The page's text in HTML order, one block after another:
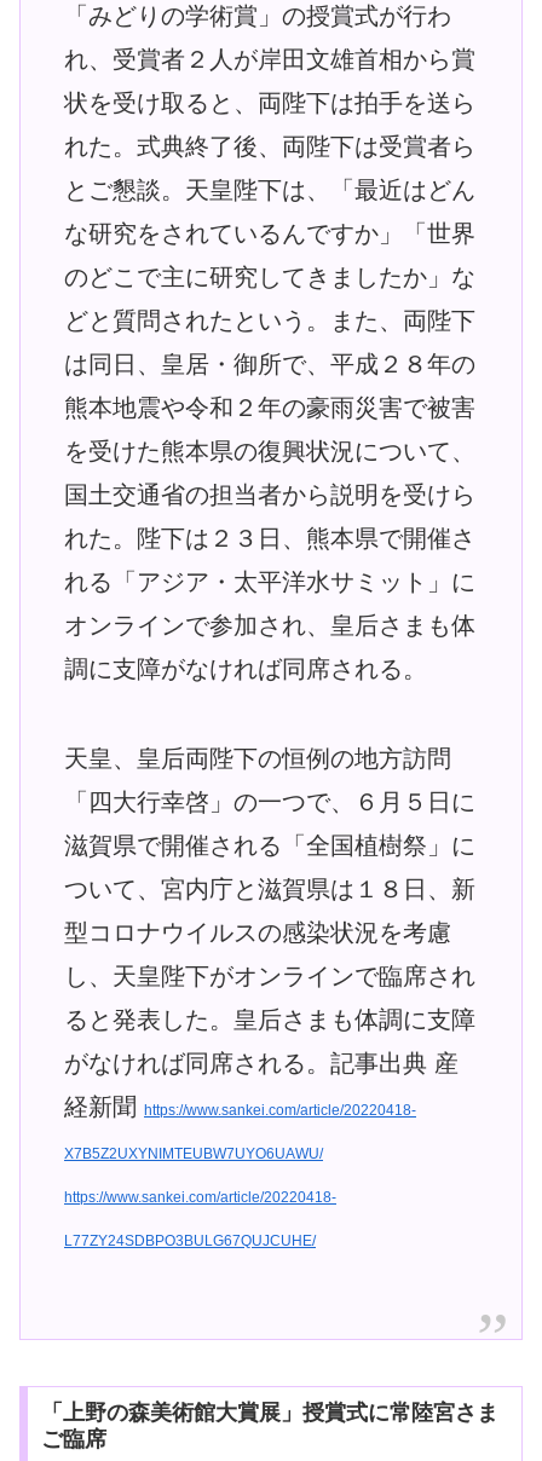
「みどりの学術賞」の授賞式が行わ
れ、受賞者２人が岸田文雄首相から賞
状を受け取ると、両陛下は拍手を送ら
れた。式典終了後、両陛下は受賞者ら
とご懇談。天皇陛下は、「最近はどん
な研究をされているんですか」「世界
のどこで主に研究してきましたか」な
どと質問されたという。また、両陛下
は同日、皇居・御所で、平成２８年の
熊本地震や令和２年の豪雨災害で被害
を受けた熊本県の復興状況について、
国土交通省の担当者から説明を受けら
れた。陛下は２３日、熊本県で開催さ
れる「アジア・太平洋水サミット」に
オンラインで参加され、皇后さまも体
調に支障がなければ同席される。
天皇、皇后両陛下の恒例の地方訪問
「四大行幸啓」の一つで、６月５日に
滋賀県で開催される「全国植樹祭」に
ついて、宮内庁と滋賀県は１８日、新
型コロナウイルスの感染状況を考慮
し、天皇陛下がオンラインで臨席され
ると発表した。皇后さまも体調に支障
がなければ同席される。記事出典 産
経新聞 https://www.sankei.com/article/20220418-
X7B5Z2UXYNIMTEUBW7UYO6UAWU/
https://www.sankei.com/article/20220418-
L77ZY24SDBPO3BULG67QUJCUHE/
「上野の森美術館大賞展」授賞式に常陸宮さま
ご臨席